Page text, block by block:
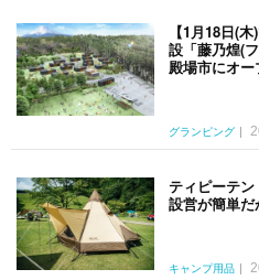
【1月18日(
設「藤乃煌(
殿場市にオー
グランピング
ティピーテン
設営が簡単だ
キャンプ用品